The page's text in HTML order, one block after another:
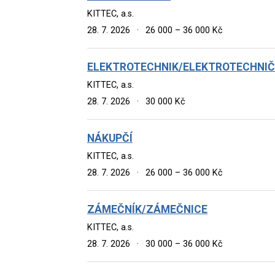
KITTEC, a.s.
28. 7. 2026
· 26 000 – 36 000 Kč
ELEKTROTECHNIK/
KITTEC, a.s.
28. 7. 2026
· 30 000 Kč
NÁKUPČÍ
KITTEC, a.s.
28. 7. 2026
· 26 000 – 36 000 Kč
ZÁMEČNÍK/ZÁMEČNICE
KITTEC, a.s.
28. 7. 2026
· 30 000 – 36 000 Kč